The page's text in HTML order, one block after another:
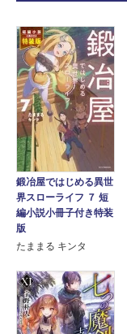
鍛冶屋ではじめる異世
界スローライフ ７ 短
編小説小冊子付き特装
版
たままる キンタ